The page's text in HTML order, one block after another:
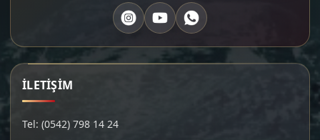
İLETİŞİM
Tel: (0542) 798 14 24